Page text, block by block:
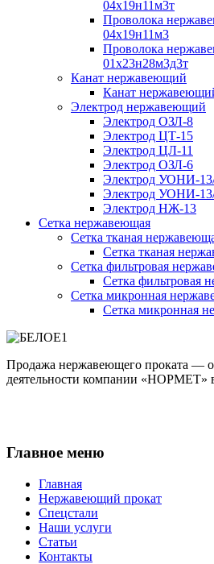
04х19н11м3т
Проволока
04х19н11м3
Проволока
01х23н28м3д3т
Канат нержавеющий
Канат
Электрод нержавеющий
Электрод ОЗЛ-8
Электрод ЦТ-15
Электрод ЦЛ-11
Электрод ОЗЛ-6
Электрод УОНИ-
Электрод УОНИ-
Электрод НЖ-13
Сетка нержавеющая
Сетка тканая
Сетка тканая
Сетка фильтровая
Сетка фильтровая
Сетка микронная
Сетка микронная
Продажа нержавеющего проката —
деятельности компании «НОРМЕТ»
Главное меню
Главная
Нержавеющий прокат
Спецстали
Наши услуги
Статьи
Контакты